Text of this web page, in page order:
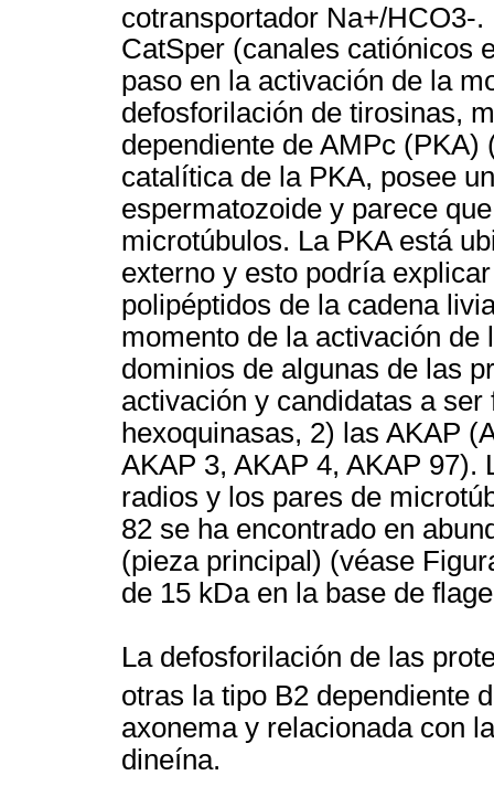
cotransportador Na+/HCO3-.
CatSper (canales catiónicos
paso en la activación de la
defosforilación de tirosinas,
dependiente de AMPc
catalítica de la PKA, posee
espermatozoide y parece
microtúbulos. La PKA está
externo y esto podría
polipéptidos de la cadena
momento de la activación de
dominios de algunas de las
activación y candidatas a
hexoquinasas, 2) las AKAP
AKAP 3, AKAP 4, AKAP 97).
radios y los pares de
82 se ha encontrado en
(pieza principal) (véase
de 15 kDa en la base de
La defosforilación de las
otras la tipo B2 dependiente
axonema y relacionada con
dineína.